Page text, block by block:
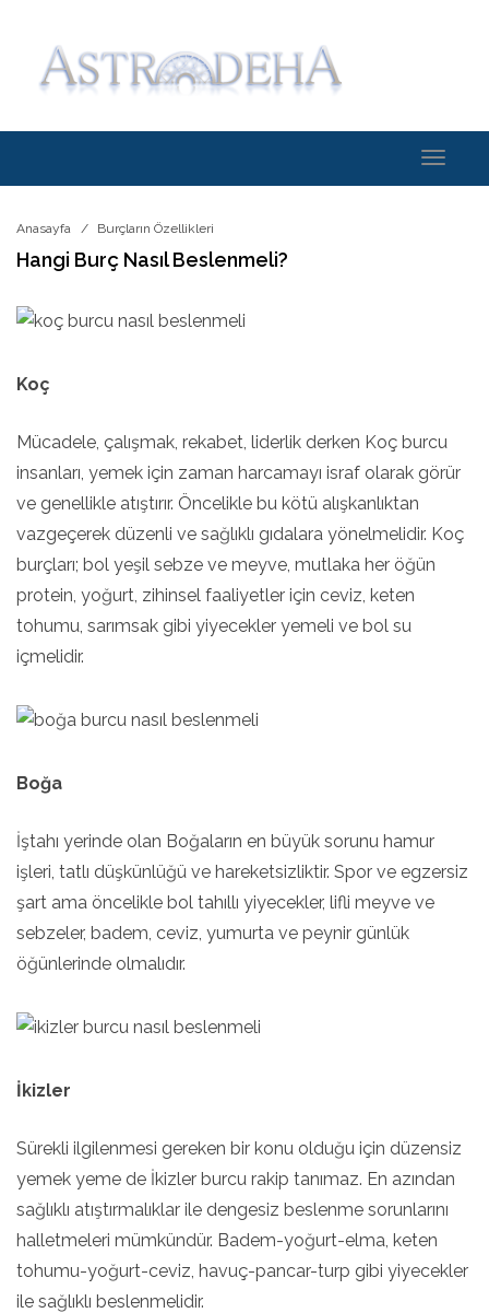
Toggle
Anasayfa Burçların Özellikleri
Hangi Burç Nasıl Beslenmeli?
Koç
Mücadele, çalışmak, rekabet, liderlik derken Koç burcu
insanları, yemek için zaman harcamayı israf olarak görür
ve genellikle atıştırır. Öncelikle bu kötü alışkanlıktan
vazgeçerek düzenli ve sağlıklı gıdalara yönelmelidir. Koç
burçları; bol yeşil sebze ve meyve, mutlaka her öğün
protein, yoğurt, zihinsel faaliyetler için ceviz, keten
tohumu, sarımsak gibi yiyecekler yemeli ve bol su
içmelidir.
Boğa
İştahı yerinde olan Boğaların en büyük sorunu hamur
işleri, tatlı düşkünlüğü ve hareketsizliktir. Spor ve egzersiz
şart ama öncelikle bol tahıllı yiyecekler, lifli meyve ve
sebzeler, badem, ceviz, yumurta ve peynir günlük
öğünlerinde olmalıdır.
İkizler
Sürekli ilgilenmesi gereken bir konu olduğu için düzensiz
yemek yeme de İkizler burcu rakip tanımaz. En azından
sağlıklı atıştırmalıklar ile dengesiz beslenme sorunlarını
halletmeleri mümkündür. Badem-yoğurt-elma, keten
tohumu-yoğurt-ceviz, havuç-pancar-turp gibi yiyecekler
ile sağlıklı beslenmelidir.